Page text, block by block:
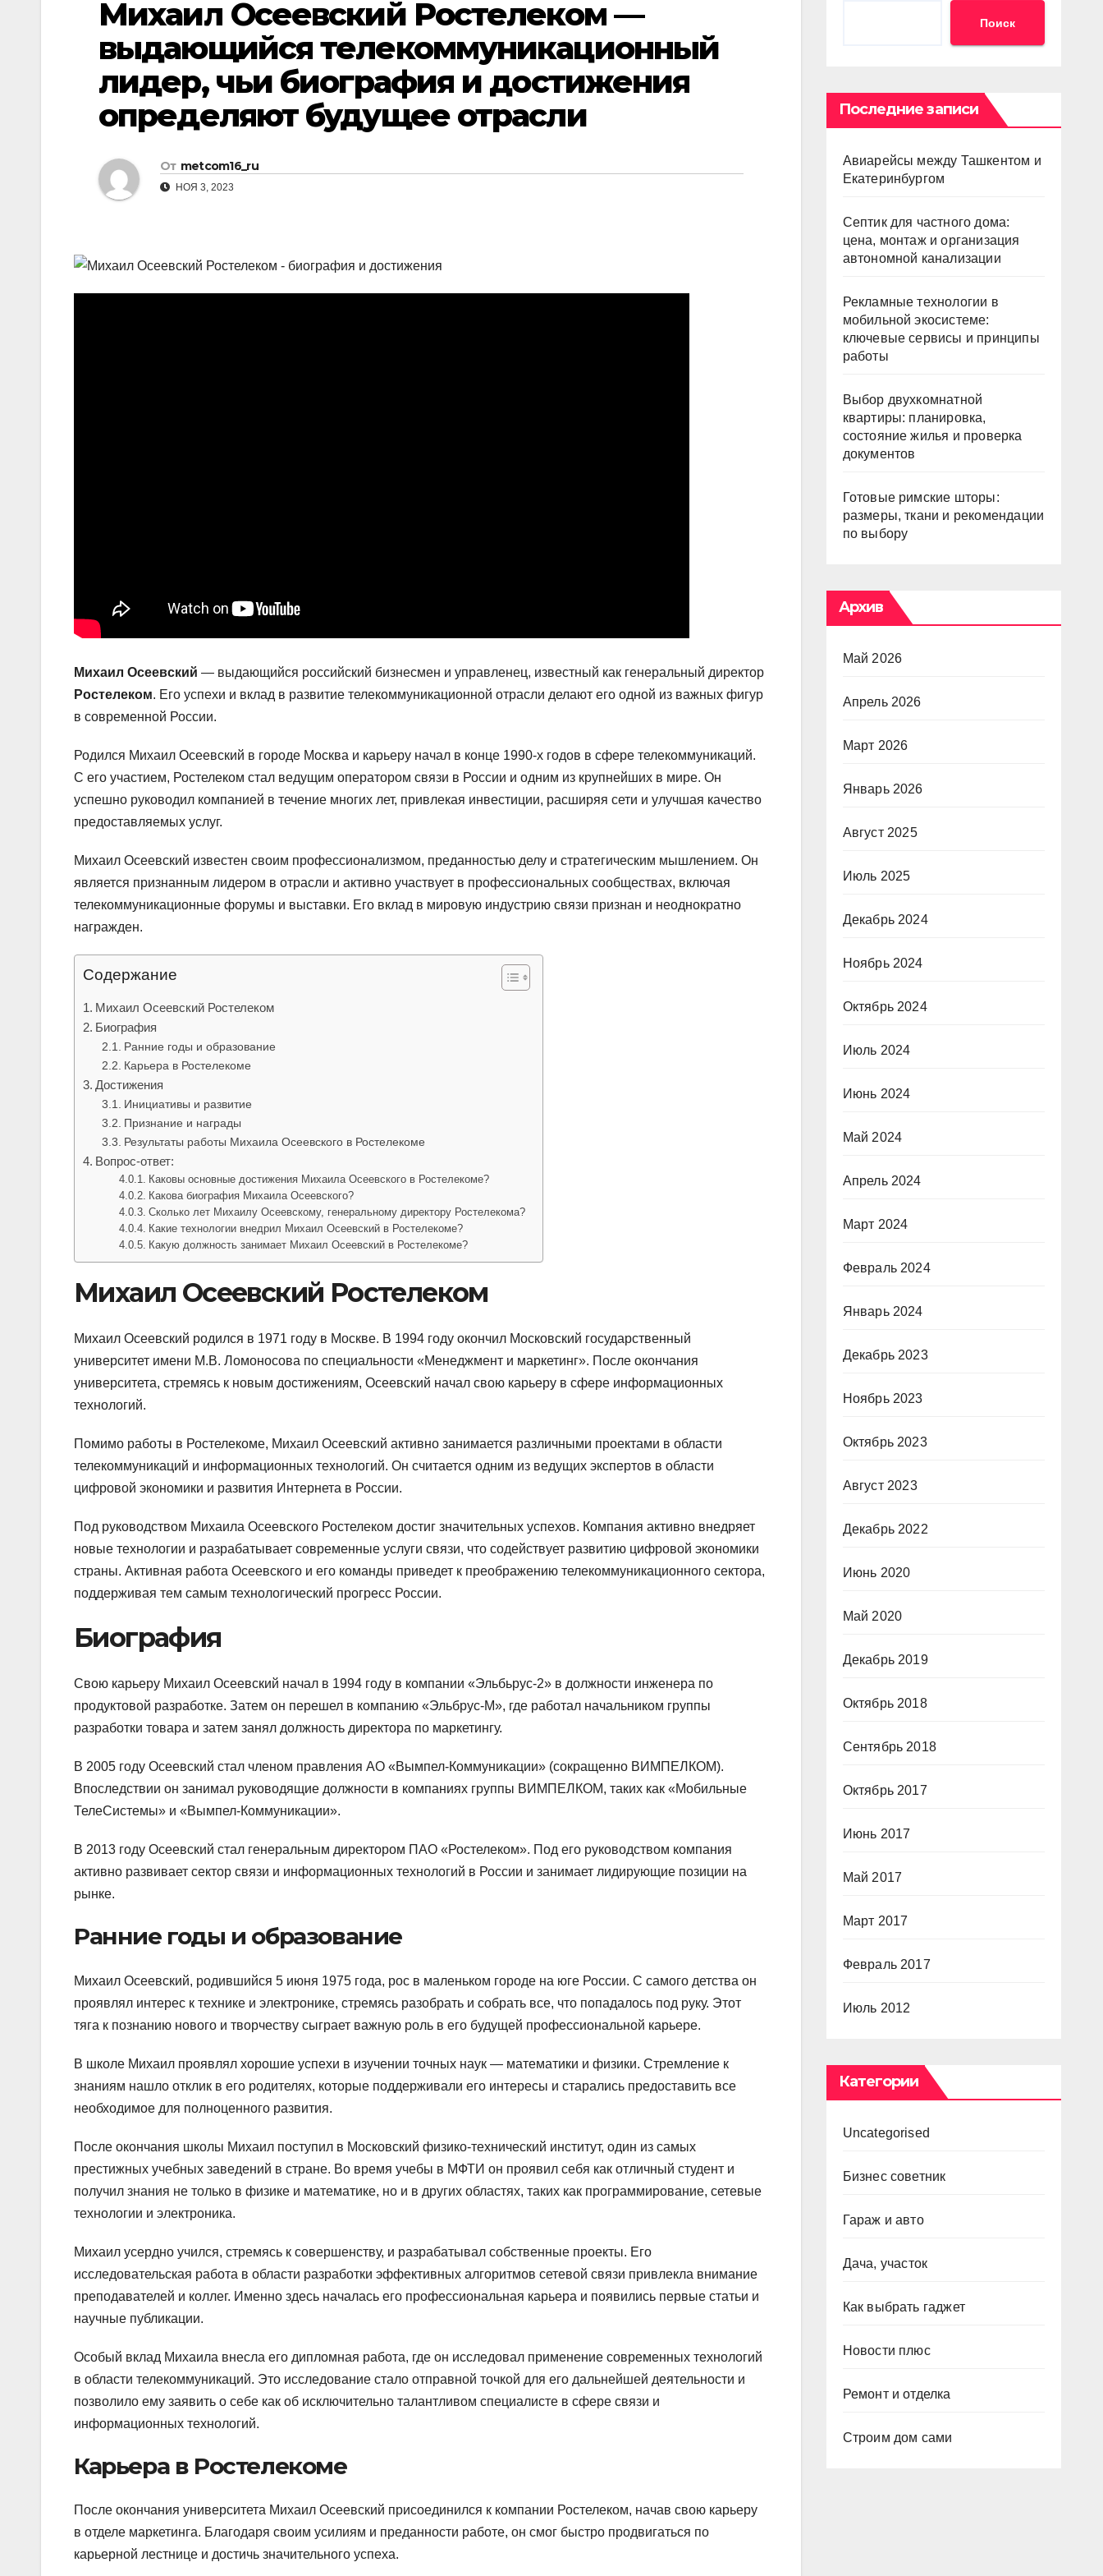
Михаил Осеевский Ростелеком —
выдающийся телекоммуникационный
лидер, чьи биография и достижения
определяют будущее отрасли
От metcom16_ru
НОЯ 3, 2023
Михаил Осеевский — выдающийся российский бизнесмен и управленец, известный как генеральный директор
Ростелеком. Его успехи и вклад в развитие телекоммуникационной отрасли делают его одной из важных фигур
в современной России.
Родился Михаил Осеевский в городе Москва и карьеру начал в конце 1990-х годов в сфере телекоммуникаций.
С его участием, Ростелеком стал ведущим оператором связи в России и одним из крупнейших в мире. Он
успешно руководил компанией в течение многих лет, привлекая инвестиции, расширяя сети и улучшая качество
предоставляемых услуг.
Михаил Осеевский известен своим профессионализмом, преданностью делу и стратегическим мышлением. Он
является признанным лидером в отрасли и активно участвует в профессиональных сообществах, включая
телекоммуникационные форумы и выставки. Его вклад в мировую индустрию связи признан и неоднократно
награжден.
Содержание
Михаил Осеевский Ростелеком
Биография
Ранние годы и образование
Карьера в Ростелекоме
Достижения
Инициативы и развитие
Признание и награды
Результаты работы Михаила Осеевского в Ростелекоме
Вопрос-ответ:
Каковы основные достижения Михаила Осеевского в Ростелекоме?
Какова биография Михаила Осеевского?
Сколько лет Михаилу Осеевскому, генеральному директору Ростелекома?
Какие технологии внедрил Михаил Осеевский в Ростелекоме?
Какую должность занимает Михаил Осеевский в Ростелекоме?
Михаил Осеевский Ростелеком
Михаил Осеевский родился в 1971 году в Москве. В 1994 году окончил Московский государственный
университет имени М.В. Ломоносова по специальности «Менеджмент и маркетинг». После окончания
университета, стремясь к новым достижениям, Осеевский начал свою карьеру в сфере информационных
технологий.
Помимо работы в Ростелекоме, Михаил Осеевский активно занимается различными проектами в области
телекоммуникаций и информационных технологий. Он считается одним из ведущих экспертов в области
цифровой экономики и развития Интернета в России.
Под руководством Михаила Осеевского Ростелеком достиг значительных успехов. Компания активно внедряет
новые технологии и разрабатывает современные услуги связи, что содействует развитию цифровой экономики
страны. Активная работа Осеевского и его команды приведет к преображению телекоммуникационного сектора,
поддерживая тем самым технологический прогресс России.
Биография
Свою карьеру Михаил Осеевский начал в 1994 году в компании «Эльбьрус-2» в должности инженера по
продуктовой разработке. Затем он перешел в компанию «Эльбрус-М», где работал начальником группы
разработки товара и затем занял должность директора по маркетингу.
В 2005 году Осеевский стал членом правления АО «Вымпел-Коммуникации» (сокращенно ВИМПЕЛКОМ).
Впоследствии он занимал руководящие должности в компаниях группы ВИМПЕЛКОМ, таких как «Мобильные
ТелеСистемы» и «Вымпел-Коммуникации».
В 2013 году Осеевский стал генеральным директором ПАО «Ростелеком». Под его руководством компания
активно развивает сектор связи и информационных технологий в России и занимает лидирующие позиции на
рынке.
Ранние годы и образование
Михаил Осеевский, родившийся 5 июня 1975 года, рос в маленьком городе на юге России. С самого детства он
проявлял интерес к технике и электронике, стремясь разобрать и собрать все, что попадалось под руку. Этот
тяга к познанию нового и творчеству сыграет важную роль в его будущей профессиональной карьере.
В школе Михаил проявлял хорошие успехи в изучении точных наук — математики и физики. Стремление к
знаниям нашло отклик в его родителях, которые поддерживали его интересы и старались предоставить все
необходимое для полноценного развития.
После окончания школы Михаил поступил в Московский физико-технический институт, один из самых
престижных учебных заведений в стране. Во время учебы в МФТИ он проявил себя как отличный студент и
получил знания не только в физике и математике, но и в других областях, таких как программирование, сетевые
технологии и электроника.
Михаил усердно учился, стремясь к совершенству, и разрабатывал собственные проекты. Его
исследовательская работа в области разработки эффективных алгоритмов сетевой связи привлекла внимание
преподавателей и коллег. Именно здесь началась его профессиональная карьера и появились первые статьи и
научные публикации.
Особый вклад Михаила внесла его дипломная работа, где он исследовал применение современных технологий
в области телекоммуникаций. Это исследование стало отправной точкой для его дальнейшей деятельности и
позволило ему заявить о себе как об исключительно талантливом специалисте в сфере связи и
информационных технологий.
Карьера в Ростелекоме
После окончания университета Михаил Осеевский присоединился к компании Ростелеком, начав свою карьеру
в отделе маркетинга. Благодаря своим усилиям и преданности работе, он смог быстро продвигаться по
карьерной лестнице и достичь значительного успеха.
Поиск
Последние записи
Авиарейсы между Ташкентом и
Екатеринбургом
Септик для частного дома:
цена, монтаж и организация
автономной канализации
Рекламные технологии в
мобильной экосистеме:
ключевые сервисы и принципы
работы
Выбор двухкомнатной
квартиры: планировка,
состояние жилья и проверка
документов
Готовые римские шторы:
размеры, ткани и рекомендации
по выбору
Архив
Май 2026
Апрель 2026
Март 2026
Январь 2026
Август 2025
Июль 2025
Декабрь 2024
Ноябрь 2024
Октябрь 2024
Июль 2024
Июнь 2024
Май 2024
Апрель 2024
Март 2024
Февраль 2024
Январь 2024
Декабрь 2023
Ноябрь 2023
Октябрь 2023
Август 2023
Декабрь 2022
Июнь 2020
Май 2020
Декабрь 2019
Октябрь 2018
Сентябрь 2018
Октябрь 2017
Июнь 2017
Май 2017
Март 2017
Февраль 2017
Июль 2012
Категории
Uncategorised
Бизнес советник
Гараж и авто
Дача, участок
Как выбрать гаджет
Новости плюс
Ремонт и отделка
Строим дом сами